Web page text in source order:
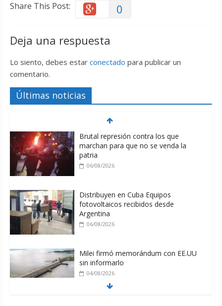
Share This Post: 0
Deja una respuesta
Lo siento, debes estar conectado para publicar un
comentario.
Últimas noticias
Brutal represión contra los que
marchan para que no se venda la
patria
06/08/2026
Distribuyen en Cuba Equipos
fotovoltaicos recibidos desde
Argentina
06/08/2026
Milei firmó memorándum con EE.UU
sin informarlo
04/08/2026